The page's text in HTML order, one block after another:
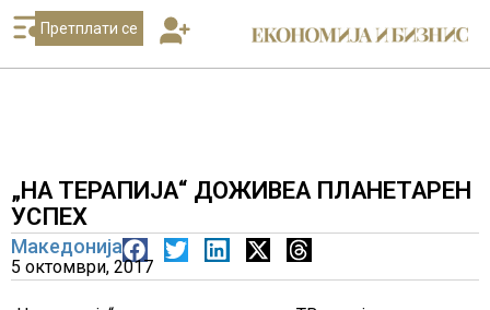
Претплати се
„НА ТЕРАПИЈА“ ДОЖИВЕА ПЛАНЕТАРЕН
УСПЕХ
Македонија
5 октомври, 2017